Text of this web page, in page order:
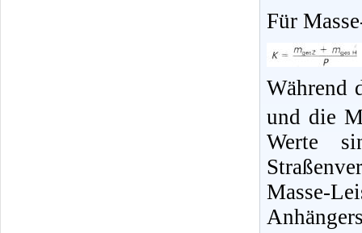
Für
Während
und die
Werte
Masse-